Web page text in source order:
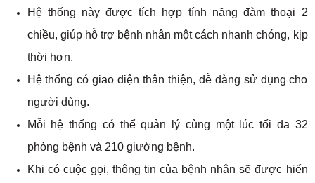
Hệ thống này được tích hợp tính năng đàm thoại 2
chiều, giúp hỗ trợ bệnh nhân một cách nhanh chóng, kịp
thời hơn.
Hệ thống có giao diện thân thiện, dễ dàng sử dụng cho
người dùng.
Mỗi hệ thống có thể quản lý cùng một lúc tối đa 32
phòng bệnh và 210 giường bệnh.
Khi có cuộc gọi, thông tin của bệnh nhân sẽ được hiển